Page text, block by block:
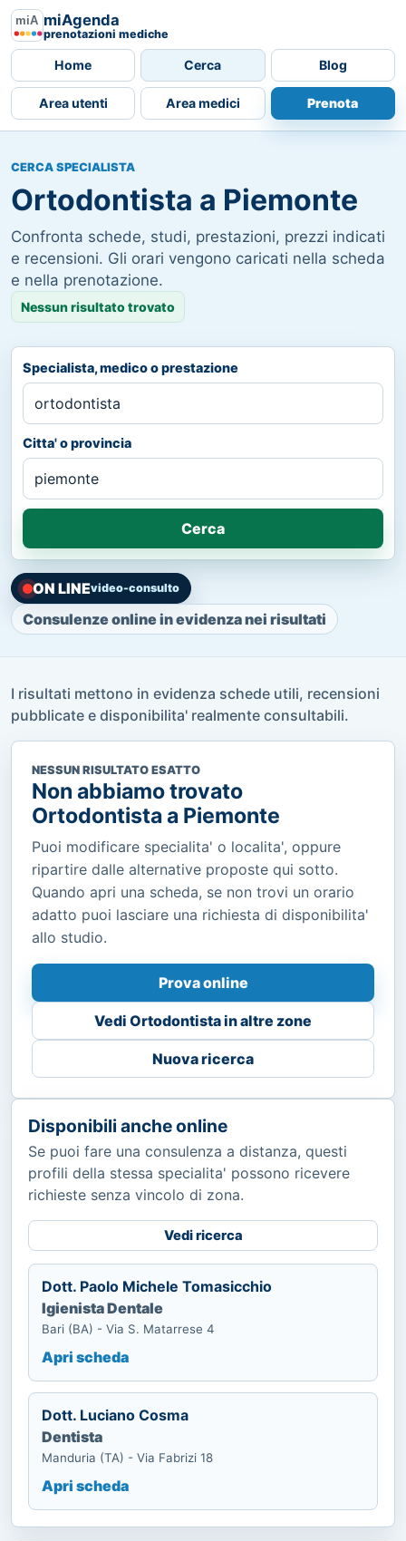
miAgenda
prenotazioni mediche
Home Cerca Blog
Area utenti Area medici Prenota
CERCA SPECIALISTA
Ortodontista a Piemonte
Confronta schede, studi, prestazioni, prezzi indicati
e recensioni. Gli orari vengono caricati nella scheda
e nella prenotazione.
Nessun risultato trovato
Specialista, medico o prestazione
Citta' o provincia
Cerca
ON LINEvideo-consulto
Consulenze online in evidenza nei risultati
I risultati mettono in evidenza schede utili, recensioni
pubblicate e disponibilita' realmente consultabili.
NESSUN RISULTATO ESATTO
Non abbiamo trovato
Ortodontista a Piemonte
Puoi modificare specialita' o localita', oppure
ripartire dalle alternative proposte qui sotto.
Quando apri una scheda, se non trovi un orario
adatto puoi lasciare una richiesta di disponibilita'
allo studio.
Prova online
Vedi Ortodontista in altre zone
Nuova ricerca
Disponibili anche online
Se puoi fare una consulenza a distanza, questi
profili della stessa specialita' possono ricevere
richieste senza vincolo di zona.
Vedi ricerca
Dott. Paolo Michele Tomasicchio
Igienista Dentale
Bari (BA) - Via S. Matarrese 4
Apri scheda
Dott. Luciano Cosma
Dentista
Manduria (TA) - Via Fabrizi 18
Apri scheda